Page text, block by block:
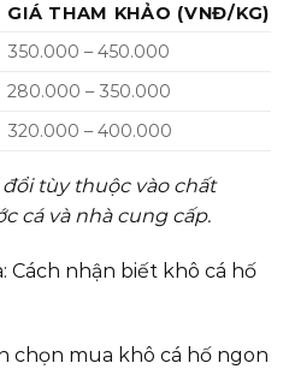
GIÁ THAM KHẢO (VNĐ/KG)
350.000 – 450.000
280.000 – 350.000
320.000 – 400.000
đổi tùy thuộc vào chất
cá và nhà cung cấp.
Cách nhận biết khô cá hố
chọn mua khô cá hố ngon